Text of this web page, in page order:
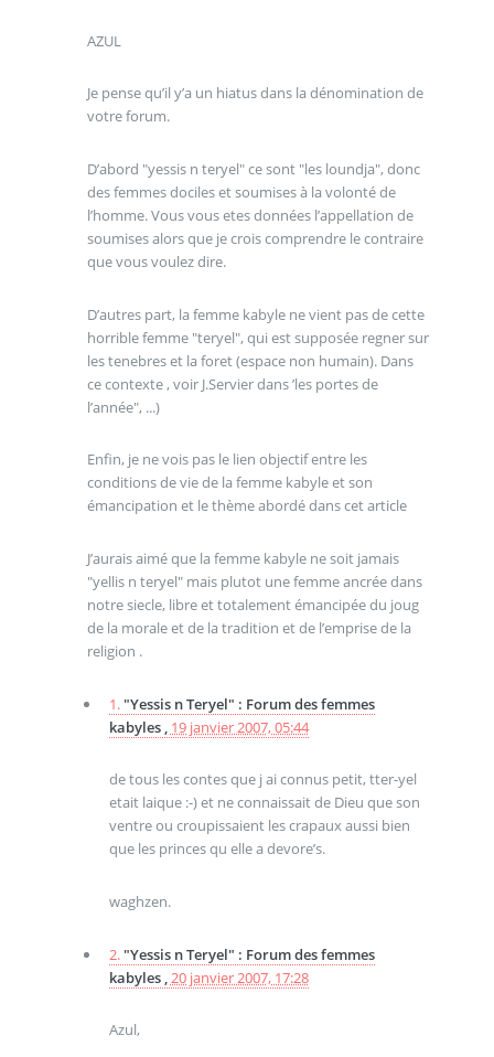
AZUL
Je pense qu’il y’a un hiatus dans la dénomination de
votre forum.
D’abord "yessis n teryel" ce sont "les loundja", donc
des femmes dociles et soumises à la volonté de
l’homme. Vous vous etes données l’appellation de
soumises alors que je crois comprendre le contraire
que vous voulez dire.
D’autres part, la femme kabyle ne vient pas de cette
horrible femme "teryel", qui est supposée regner sur
les tenebres et la foret (espace non humain). Dans
ce contexte , voir J.Servier dans ’les portes de
l’année", ...)
Enfin, je ne vois pas le lien objectif entre les
conditions de vie de la femme kabyle et son
émancipation et le thème abordé dans cet article
J’aurais aimé que la femme kabyle ne soit jamais
"yellis n teryel" mais plutot une femme ancrée dans
notre siecle, libre et totalement émancipée du joug
de la morale et de la tradition et de l’emprise de la
religion .
1. "Yessis n Teryel" : Forum des femmes
kabyles , 19 janvier 2007, 05:44
de tous les contes que j ai connus petit, tter-yel
etait laique :-) et ne connaissait de Dieu que son
ventre ou croupissaient les crapaux aussi bien
que les princes qu elle a devore’s.
waghzen.
2. "Yessis n Teryel" : Forum des femmes
kabyles ,20 janvier 2007, 17:28
Azul,